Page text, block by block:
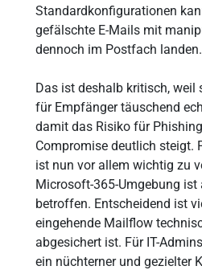
Standardkonfigurationen
gefälschte E-Mails mit
dennoch im Postfach landen.
Das ist deshalb kritisch, weil
für Empfänger täuschend
damit das Risiko für
Compromise deutlich steigt.
ist nun vor allem wichtig zu
Microsoft-365-Umgebung
betroffen. Entscheidend ist
eingehende Mailflow
abgesichert ist. Für IT-
ein nüchterner und gezielter